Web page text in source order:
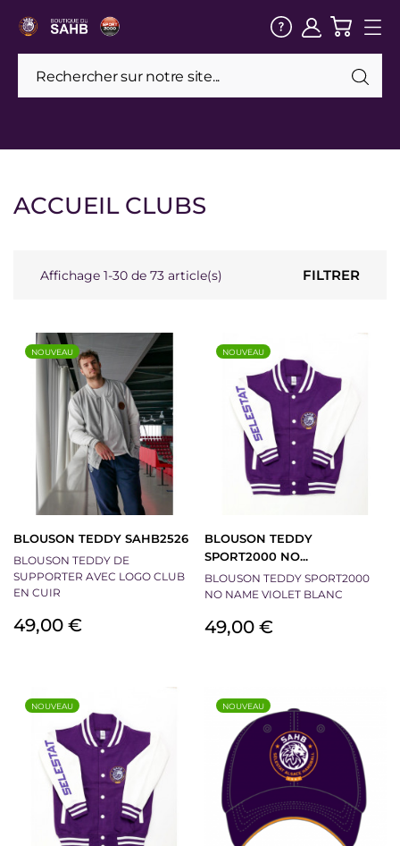
ACCUEIL CLUBS
FILTRER
Affichage 1-30 de 73 article(s)
BLOUSON TEDDY SAHB2526
BLOUSON TEDDY DE
SUPPORTER AVEC LOGO CLUB
EN CUIR
Prix
49,00 €
NOUVEAU
BLOUSON TEDDY
SPORT2000 NO...
BLOUSON TEDDY SPORT2000
NO NAME VIOLET BLANC
Prix
49,00 €
NOUVEAU
NOUVEAU NOUVEAU